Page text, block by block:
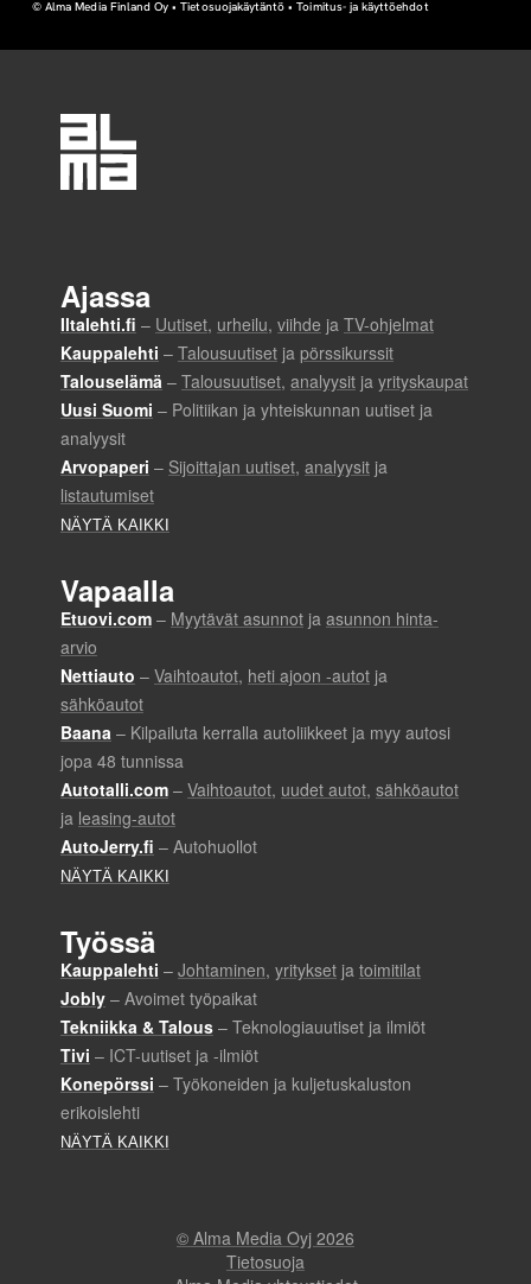
© Alma Media Finland Oy •Tietosuojakäytäntö •Toimitus- ja käyttöehdot